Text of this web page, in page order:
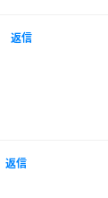
返信
返信